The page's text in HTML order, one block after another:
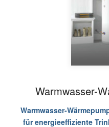
Warmwasser-
Warmwasser-
für energieeffiziente